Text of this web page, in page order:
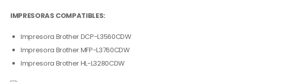
IMPRESORAS COMPATIBLES:
Impresora Brother DCP-L3560CDW
Impresora Brother MFP-L3760CDW
Impresora Brother HL-L3280CDW